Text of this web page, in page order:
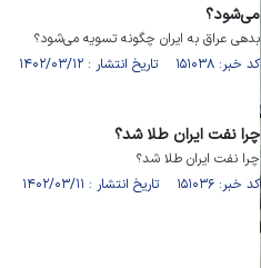
می‌شود؟
بدهی عراق به ایران چگونه تسویه می‌شود؟
کد خبر: ۱۵۱۰۳۸ تاریخ انتشار : ۱۴۰۲/۰۳/۱۲
چرا نفت ایران طلا شد؟
چرا نفت ایران طلا شد؟
کد خبر: ۱۵۱۰۳۶ تاریخ انتشار : ۱۴۰۲/۰۳/۱۱